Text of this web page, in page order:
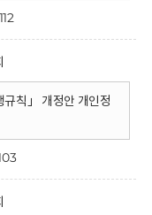
규칙」 개정안 개인정